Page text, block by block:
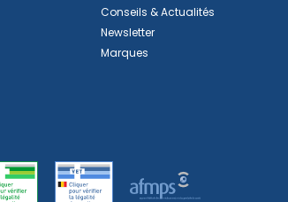
Conseils & Actualités
Newsletter
Marques